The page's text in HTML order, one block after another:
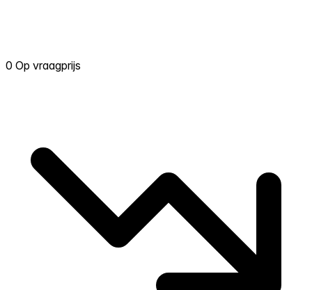
0 Op vraagprijs